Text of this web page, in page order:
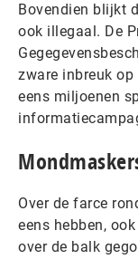
Bovendien blijkt
ook illegaal. De
zware inbreuk
eens miljoenen
Over de farce
eens hebben,
over de balk